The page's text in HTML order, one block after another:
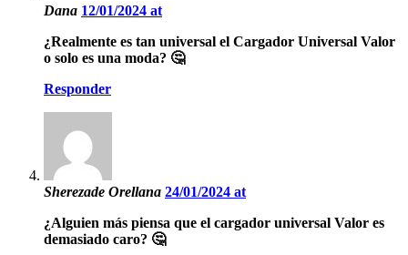
Dana 12/01/2024 at
¿Realmente es tan universal el Cargador Universal Valor
o solo es una moda? 🤔
Responder
Sherezade Orellana 24/01/2024 at
¿Alguien más piensa que el cargador universal Valor es
demasiado caro? 🤔